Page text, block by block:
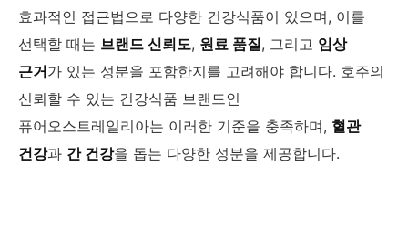
효과적인 접근법으로 다양한 건강식품이 있으며, 이를
선택할 때는 브랜드 신뢰도, 원료 품질, 그리고 임상
근거가 있는 성분을 포함한지를 고려해야 합니다. 호주의
신뢰할 수 있는 건강식품 브랜드인
퓨어오스트레일리아는 이러한 기준을 충족하며, 혈관
건강과 간 건강을 돕는 다양한 성분을 제공합니다.